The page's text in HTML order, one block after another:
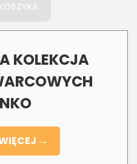
KOLEKCJA
→